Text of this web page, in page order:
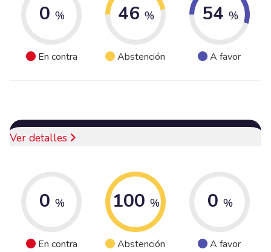
0 %
En contra
46 %
Abstención
54 %
A favor
Ver detalles
0 %
En contra
100 %
Abstención
0 %
A favor